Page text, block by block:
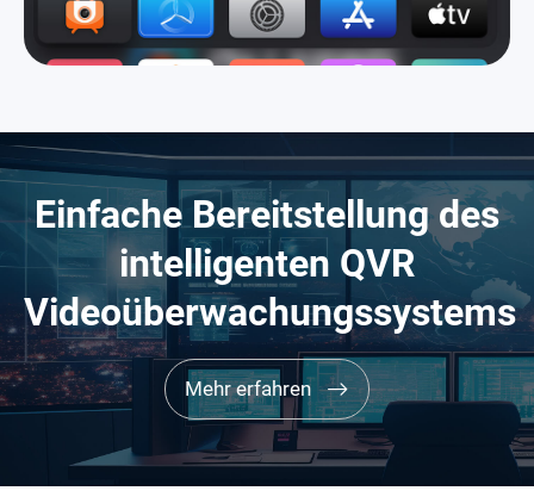
Einfache Bereitstellung des
intelligenten QVR
Videoüberwachungssystems
Mehr erfahren